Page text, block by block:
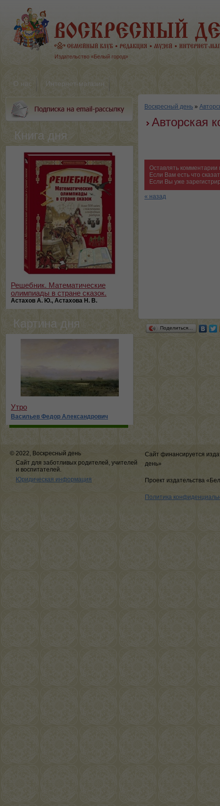
Издательство «Белый город»
О нас Интернет-магазин
Книга дня
Решебник. Математические
олимпиады в стране сказок.
Астахов А. Ю., Астахова Н. В.
Картина дня
Утро
Васильев Федор Александрович
Воскресный день »
Авторская
Оставлять комментарии
Если Вам есть что
Если Вы уже
« назад
Поделиться…
© 2022, Воскресный день
Сайт для заботливых родителей, учителей
и воспитателей.
Юридическая информация
Сайт финансируется
день»
Проект издательства
Политика